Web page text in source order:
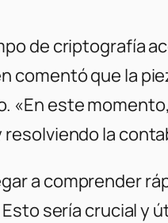
de criptografía
comentó que la
este
la
a comprender
sería crucial y